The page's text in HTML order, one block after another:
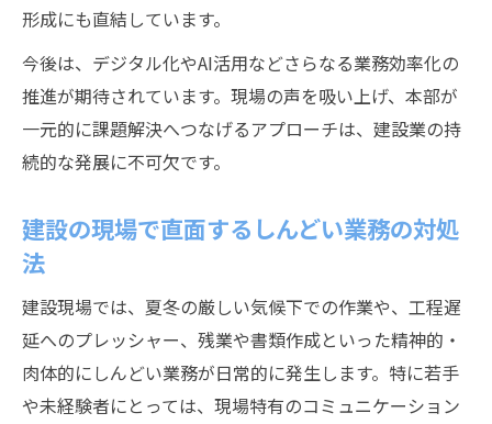
形成にも直結しています。
今後は、デジタル化やAI活用などさらなる業務効率化の
推進が期待されています。現場の声を吸い上げ、本部が
一元的に課題解決へつなげるアプローチは、建設業の持
続的な発展に不可欠です。
建設の現場で直面するしんどい業務の対処
法
建設現場では、夏冬の厳しい気候下での作業や、工程遅
延へのプレッシャー、残業や書類作成といった精神的・
肉体的にしんどい業務が日常的に発生します。特に若手
や未経験者にとっては、現場特有のコミュニケーション